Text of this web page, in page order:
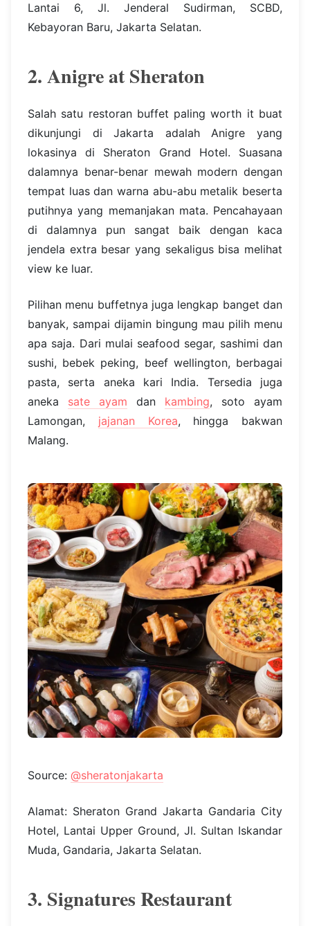
Lantai 6, Jl. Jenderal Sudirman, SCBD,
Kebayoran Baru, Jakarta Selatan.
2. Anigre at Sheraton
Salah satu restoran buffet paling worth it buat
dikunjungi di Jakarta adalah Anigre yang
lokasinya di Sheraton Grand Hotel. Suasana
dalamnya benar-benar mewah modern dengan
tempat luas dan warna abu-abu metalik beserta
putihnya yang memanjakan mata. Pencahayaan
di dalamnya pun sangat baik dengan kaca
jendela extra besar yang sekaligus bisa melihat
view ke luar.
Pilihan menu buffetnya juga lengkap banget dan
banyak, sampai dijamin bingung mau pilih menu
apa saja. Dari mulai seafood segar, sashimi dan
sushi, bebek peking, beef wellington, berbagai
pasta, serta aneka kari India. Tersedia juga
aneka sate ayam dan kambing, soto ayam
Lamongan, jajanan Korea, hingga bakwan
Malang.
Source: @sheratonjakarta
Alamat: Sheraton Grand Jakarta Gandaria City
Hotel, Lantai Upper Ground, Jl. Sultan Iskandar
Muda, Gandaria, Jakarta Selatan.
3. Signatures Restaurant